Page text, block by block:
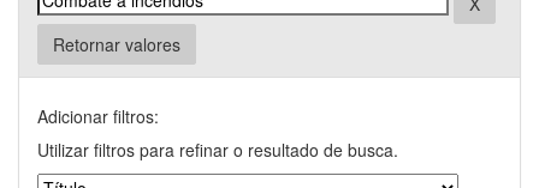
Retornar valores
Adicionar filtros:
Utilizar filtros para refinar o resultado de busca.